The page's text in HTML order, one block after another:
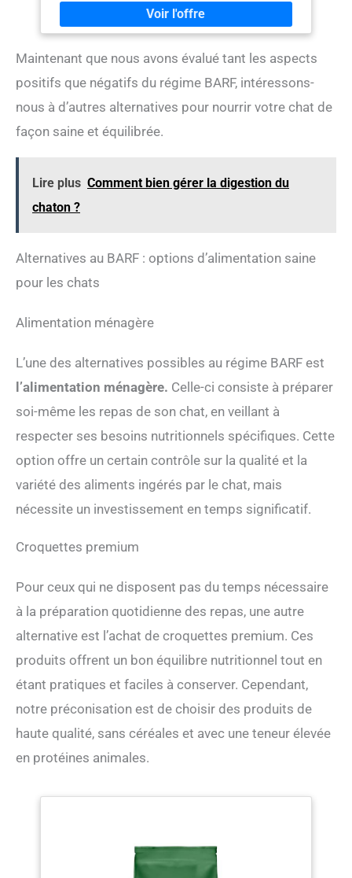
et sous-produits végétaux aident à maintenir une peau
saine et un pelage brillant SOUTIEN DIGESTIF. La
lors de voyages ou de changements alimentaires
toutes les races, tailles et âges, y compris les chatons
FORMAT PRATIQUE. Pâte moelleuse de 100g facile à
nutritionnel optimal
Maintenant que nous avons évalué tant les aspects
positifs que négatifs du régime BARF, intéressons-
nous à d’autres alternatives pour nourrir votre chat de
façon saine et équilibrée.
Lire plus Comment bien gérer la digestion du
chaton ?
Alternatives au BARF : options d’alimentation saine
pour les chats
Alimentation ménagère
L’une des alternatives possibles au régime BARF est
l’alimentation ménagère. Celle-ci consiste à préparer
soi-même les repas de son chat, en veillant à
respecter ses besoins nutritionnels spécifiques. Cette
option offre un certain contrôle sur la qualité et la
variété des aliments ingérés par le chat, mais
nécessite un investissement en temps significatif.
Croquettes premium
Pour ceux qui ne disposent pas du temps nécessaire
à la préparation quotidienne des repas, une autre
alternative est l’achat de croquettes premium. Ces
produits offrent un bon équilibre nutritionnel tout en
étant pratiques et faciles à conserver. Cependant,
notre préconisation est de choisir des produits de
haute qualité, sans céréales et avec une teneur élevée
en protéines animales.